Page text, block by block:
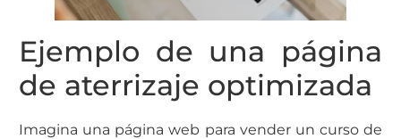
Ejemplo de una página
de aterrizaje optimizada
Imagina una página web para vender un curso de